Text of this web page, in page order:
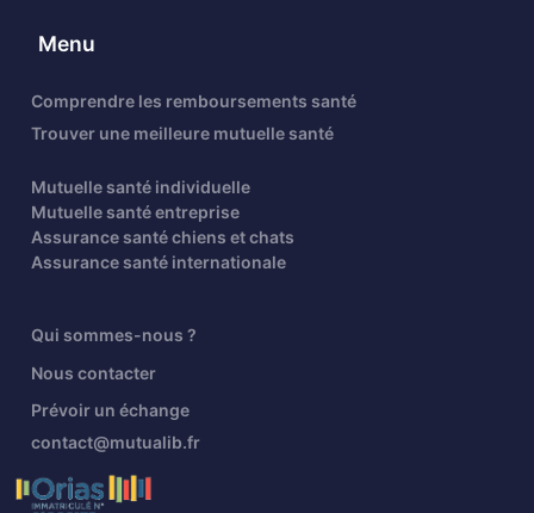
Menu
Comprendre les remboursements santé
Trouver une meilleure mutuelle santé
Mutuelle santé individuelle
Mutuelle santé entreprise
Assurance santé chiens et chats
Assurance santé internationale
Qui sommes-nous ?
Nous contacter
Prévoir un échange
contact@mutualib.fr